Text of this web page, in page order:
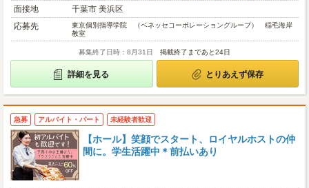
面接地
千葉市 美浜区
応募先
東京個別指導学院 （ベネッセコーポレーショングループ） 稲毛海岸
教室
募集終了日時：8月31日 掲載終了まであと24日
詳細を見る とりあえず保存
急募 アルバイト・パート 未経験者歓迎
【ホール】笑顔でスタート、ロイヤルホストの仲
間に。学生活躍中＊前払いあり